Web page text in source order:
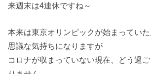
来週末は4連休ですね～
本来は東京オリンピックが始まってい
思議な気持ちになりますが
コロナが収まっていない現在、どう過